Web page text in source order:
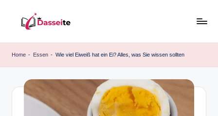
content
a
s
s
Home - Essen - Wie viel Eiweiß hat ein Ei? Alles, was Sie wissen sollten